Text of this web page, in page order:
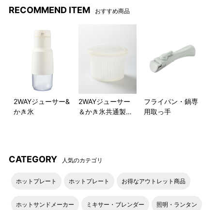
スを凍らせて氷スムージーを
作ることもできます
●2WAYジューサー&かき氷で作れる！レシピ例
＜BRUNO レシピページはこちらよりご覧いただけます＞
フルーツミックスジュース キウイフラッペ
ミックスベリーヨーグルトか
ふわふわマンゴーミルクかき
2WAYジューサー&かき氷共通パ
ッキン
2WAYジューサー＆かき氷共通氷
用アタッチメント
RECOMMEND ITEM おすすめ商品
2WAYジューサー&
かき氷
2WAYジューサー
＆かき氷共通製氷
フライパン・鍋専
用取っ手
CATEGORY 人気のカテゴリ
ホットプレート ホットプレート お得なアウトレット商品
ホットサンドメーカー ミキサー・ブレンダー 照明・ランタン